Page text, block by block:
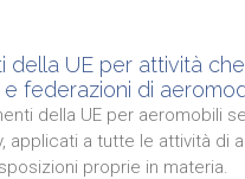
della UE per attività
e federazioni di
della UE per aeromobili
applicati a tutte le attività di
proprie in materia.